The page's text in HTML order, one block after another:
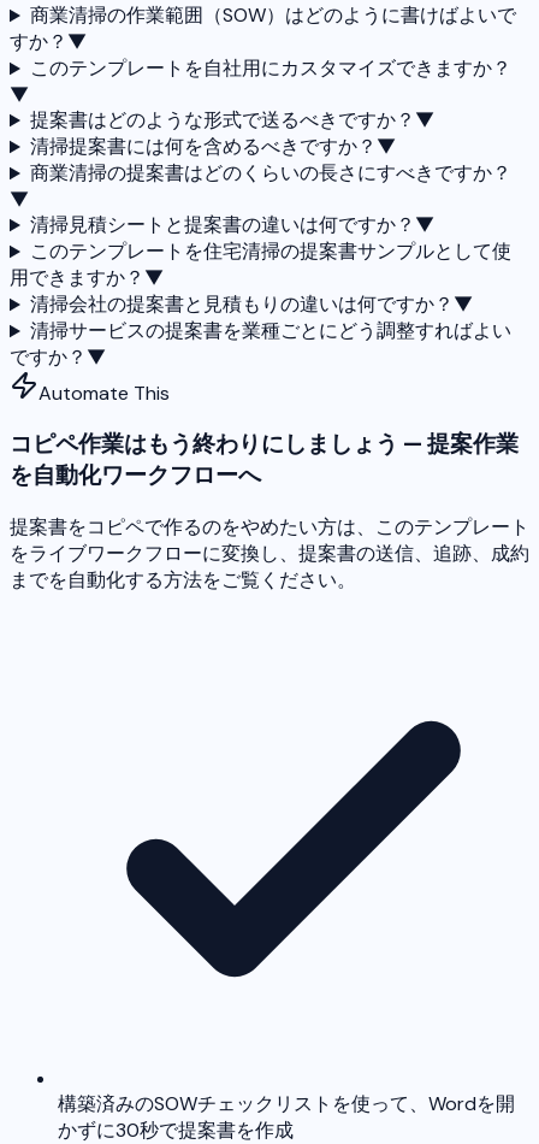
商業清掃の作業範囲（SOW）はどのように書けばよいで
すか？ ▼
このテンプレートを自社用にカスタマイズできますか？
▼
提案書はどのような形式で送るべきですか？ ▼
清掃提案書には何を含めるべきですか？ ▼
商業清掃の提案書はどのくらいの長さにすべきですか？
▼
清掃見積シートと提案書の違いは何ですか？ ▼
このテンプレートを住宅清掃の提案書サンプルとして使
用できますか？ ▼
清掃会社の提案書と見積もりの違いは何ですか？ ▼
清掃サービスの提案書を業種ごとにどう調整すればよい
ですか？ ▼
Automate This
コピペ作業はもう終わりにしましょう — 提案作業
を自動化ワークフローへ
提案書をコピペで作るのをやめたい方は、このテンプレート
をライブワークフローに変換し、提案書の送信、追跡、成約
までを自動化する方法をご覧ください。
構築済みのSOWチェックリストを使って、Wordを開
かずに30秒で提案書を作成